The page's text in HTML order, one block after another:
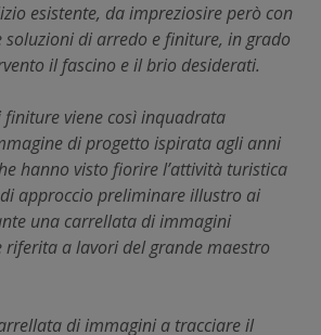
esistente, da impreziosire però con
soluzioni di arredo e finiture, in grado
il fascino e il brio desiderati.
finiture viene così inquadrata
di progetto ispirata agli anni
hanno visto fiorire l’attività turistica
approccio preliminare illustro ai
una carrellata di immagini
a lavori del grande maestro
di immagini a tracciare il